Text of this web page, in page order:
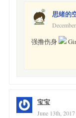
思绪的
强撸伤身
宝宝
June 13th,